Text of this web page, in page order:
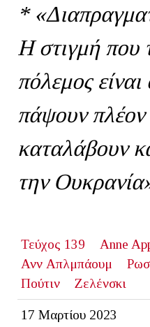
*
Η στιγμή που
πόλεμος
πάψουν
καταλάβουν
την
Τεύχος 139
Αnne
Ανν Απλμπάουμ
Πούτιν
Ζελένσκι
17 Μαρτίου 2023